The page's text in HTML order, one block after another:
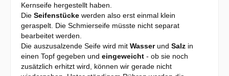
Kernseife hergestellt haben.
Die Seifenstücke werden also erst einmal klein
geraspelt. Die Schmierseife müsste nicht separat
bearbeitet werden.
Die auszusalzende Seife wird mit Wasser und Salz in
einen Topf gegeben und eingeweicht - ob sie noch
zusätzlich erhitzt wird, können wir gerade nicht